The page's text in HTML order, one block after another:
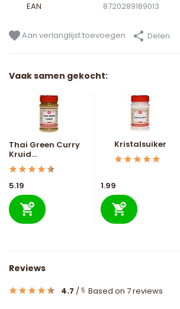
EAN 8720289189013
Aan verlanglijst toevoegen Delen
Vaak samen gekocht:
Thai Green Curry
Kruid...
5.19
Kristalsuiker
1.99
Reviews
4.7 / 5 Based on 7 reviews